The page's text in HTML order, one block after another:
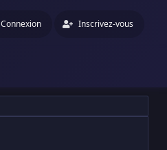
Connexion Inscrivez-vous